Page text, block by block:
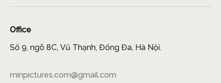
Office
Số 9, ngõ 8C, Vũ Thạnh, Đống Đa, Hà Nội.
minpictures.com@gmail.com